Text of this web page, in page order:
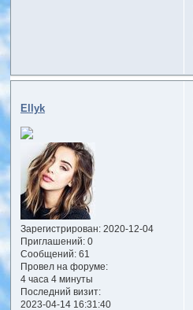
Ellyk
Зарегистрирован: 2020-12-04
Приглашений:0
Сообщений:61
Провел на форуме:
4 часа 4 минуты
Последний визит:
2023-04-14 16:31:40